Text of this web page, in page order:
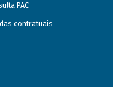
PAC
contratuais